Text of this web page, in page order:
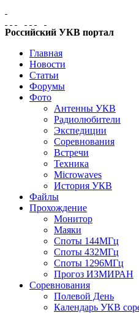
Российский УКВ портал
Главная
Новости
Статьи
Форумы
Фото
Антенны УКВ
Радиолюбители
Экспедиции
Соревнования
Встречи
Техника
Microwaves
История УКВ
Файлы
Прохождение
Монитор
Маяки
Споты 144МГц
Споты 432МГц
Споты 1296МГц
Прогоз ИЗМИРАН
Соревнования
Полевой День
Календарь УКВ